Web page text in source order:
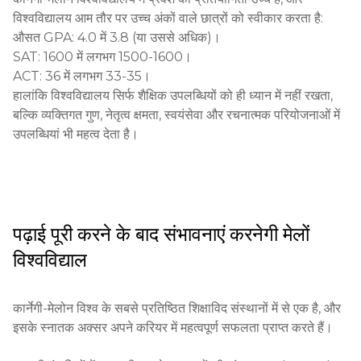
डिज़ाइन, साथ ही अंतर्विद्यानुसंधान में अपने योगदान के लिए प्रसिद्ध है।
इसका प्रभाव शिक्षा कक्षाओं और प्रयोगशालाओं के सीमा से बाहर निकलता
है, जो प्रौद्योगिकियों और समाज के विकास पर महत्वपूर्ण प्रभाव डालता है।
परीक्षा:
अधिकांश पाठ्यक्रमों के लिए SAT या ACT जैसी मानक परीक्षा देने की
आवश्यकता होती है (कुछ स्थितियों में परीक्षा ऐच्छिक हो सकती है)।
विदेशी छात्रों के लिए TOEFL या IELTS, यदि उनकी मातृभाषा अंग्रेजी
नहीं है।
स्कूली शिक्षा प्रमाणपत्र:
कुछ पाठ्यक्रमों के लिए अगर स्नातक अन्य देश से हैं तो डिप्लोमा का अनुवाद
आवश्यक हो सकता है।
आवेदन के लिए दो सिफारिशें आवश्यक हैं (मामूली तौर पर गणित और अंग्रेजी
शिक्षकों की)।
विश्वविद्यालय आम तौर पर उच्च अंकों वाले छात्रों को स्वीकार करता है:
औसत GPA: 4.0 में 3.8 (या उससे अधिक)।
SAT: 1600 में लगभग 1500-1600।
ACT: 36 में लगभग 33-35।
हालांकि विश्वविद्यालय सिर्फ शैक्षिक उपलब्धियों को ही ध्यान में नहीं रखता,
बल्कि व्यक्तिगत गुण, नेतृत्व क्षमता, स्वयंसेवा और रचनात्मक परियोजनाओं में
उपलब्धियां भी महत्व देता है।
पढ़ाई पूरी करने के बाद संभावनाएं करनेगी मेलों
विश्वविद्याल
कार्नेगी-मेलोन विश्व के सबसे प्रतिष्ठित शिक्षाविद संस्थानों में से एक है, और
इसके स्नातक अक्सर अपने करियर में महत्वपूर्ण सफलता प्राप्त करते हैं।